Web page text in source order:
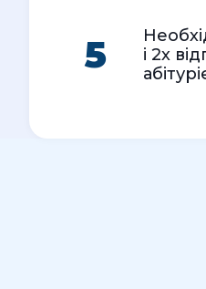
5
і 2х